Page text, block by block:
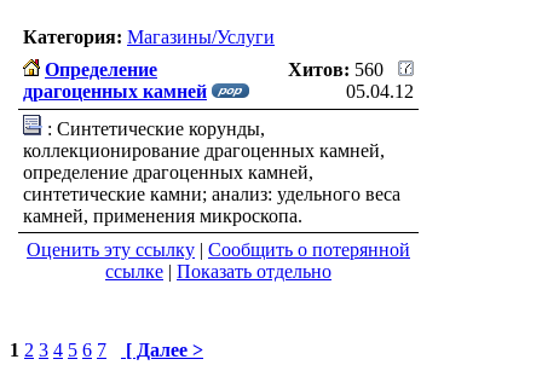
Категория: Магазины/Услуги
Определение
драгоценных камней
Хитов: 560
05.04.12
: Синтетические корунды,
коллекционирование драгоценных камней,
определение драгоценных камней,
синтетические камни; анализ: удельного веса
камней, применения микроскопа.
Оценить эту ссылку | Сообщить о потерянной
ссылке | Показать отдельно
1 2 3 4 5 6 7
[ Далее >